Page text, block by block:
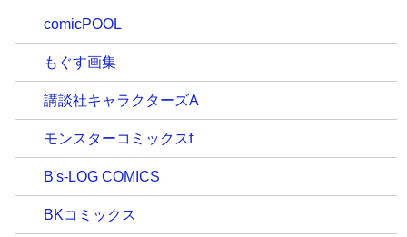
comicPOOL
もぐす画集
講談社キャラクターズA
モンスターコミックスf
B's-LOG COMICS
BKコミックス